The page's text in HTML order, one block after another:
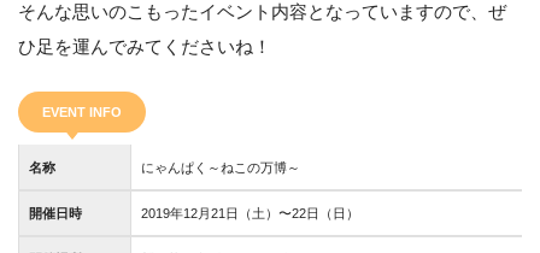
そんな思いのこもったイベント内容となっていますので、ぜ
ひ足を運んでみてくださいね！
EVENT INFO
名称 にゃんぱく～ねこの万博～
開催日時 2019年12月21日（土）〜22日（日）